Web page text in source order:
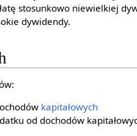
stosunkowo niewielkiej
dywidendy.
kapitałowych
od dochodów